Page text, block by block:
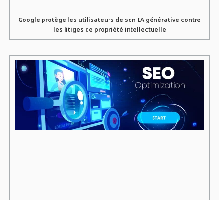
Google protège les utilisateurs de son IA générative contre
les litiges de propriété intellectuelle